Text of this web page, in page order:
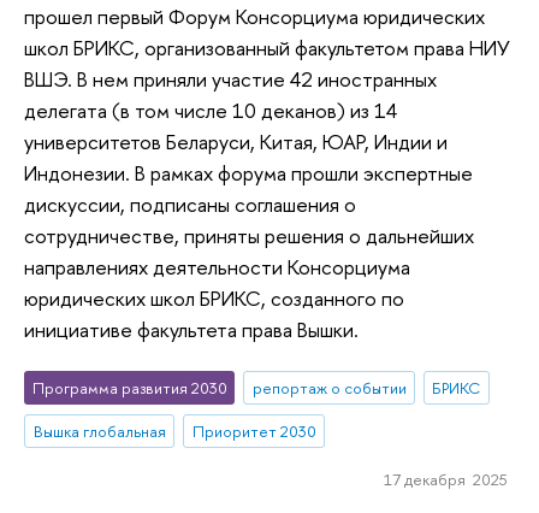
прошел первый Форум Консорциума юридических
школ БРИКС, организованный факультетом права НИУ
ВШЭ. В нем приняли участие 42 иностранных
делегата (в том числе 10 деканов) из 14
университетов Беларуси, Китая, ЮАР, Индии и
Индонезии. В рамках форума прошли экспертные
дискуссии, подписаны соглашения о
сотрудничестве, приняты решения о дальнейших
направлениях деятельности Консорциума
юридических школ БРИКС, созданного по
инициативе факультета права Вышки.
Программа развития 2030 репортаж о событии
БРИКС
Вышка глобальная
Приоритет 2030
17 декабря 2025